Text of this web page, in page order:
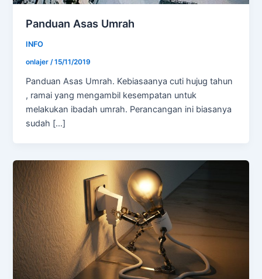
Panduan Asas Umrah
INFO
onlajer/15/11/2019
Panduan Asas Umrah. Kebiasaanya cuti hujug tahun
, ramai yang mengambil kesempatan untuk
melakukan ibadah umrah. Perancangan ini biasanya
sudah […]